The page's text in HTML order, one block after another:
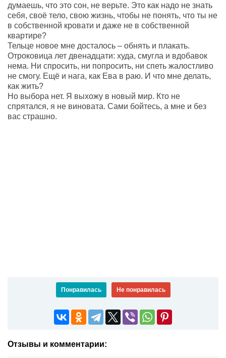
думаешь, что это сон, не верьте. Это как надо не знать
себя, своё тело, свою жизнь, чтобы не понять, что ты не
в собственной кровати и даже не в собственной
квартире?
Тельце новое мне досталось – обнять и плакать.
Отроковица лет двенадцати: худа, смугла и вдобавок
нема. Ни спросить, ни попросить, ни спеть жалостливо
не смогу. Ещё и нага, как Ева в раю. И что мне делать,
как жить?
Но выбора нет. Я выхожу в новый мир. Кто не
спрятался, я не виновата. Сами бойтесь, а мне и без
вас страшно.
Понравилась Не понравилась
Отзывы и комментарии: